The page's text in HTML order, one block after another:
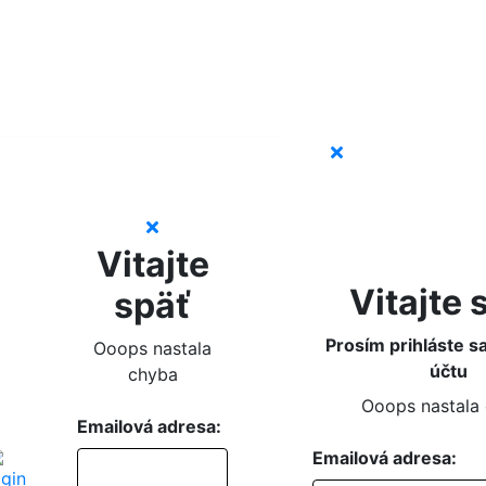
Vitajte
späť
Ooops nastala
chyba
Emailová adresa:
Vitajte
Prosím prihláste
účtu
Ooops nastala
Emailová adresa: